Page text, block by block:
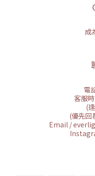
成
電
客服
(
(優先回
Email /